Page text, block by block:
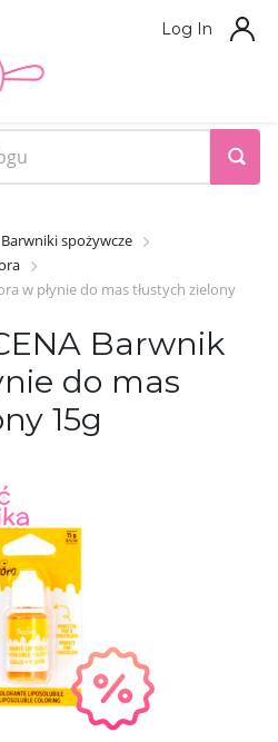
Log In
Barwniki spożywcze
w płynie do mas tłustych zielony
Barwnik
do mas
15g